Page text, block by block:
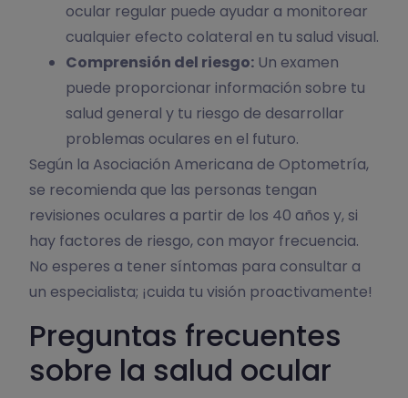
ocular regular puede ayudar a monitorear
cualquier efecto colateral en tu salud visual.
Comprensión del riesgo: Un examen
puede proporcionar información sobre tu
salud general y tu riesgo de desarrollar
problemas oculares en el futuro.
Según la Asociación Americana de Optometría,
se recomienda que las personas tengan
revisiones oculares a partir de los 40 años y, si
hay factores de riesgo, con mayor frecuencia.
No esperes a tener síntomas para consultar a
un especialista; ¡cuida tu visión proactivamente!
Preguntas frecuentes
sobre la salud ocular